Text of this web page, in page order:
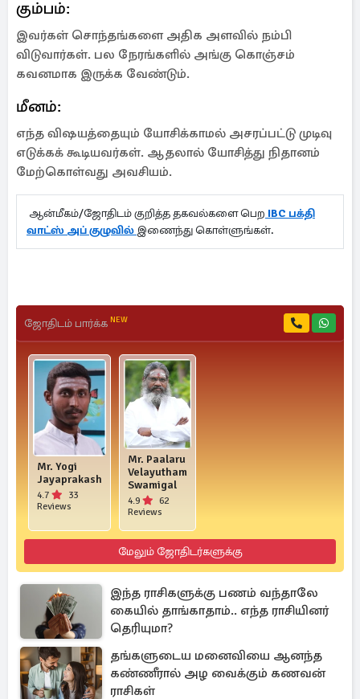
கும்பம்:
இவர்கள் சொந்தங்களை அதிக அளவில் நம்பி
விடுவார்கள். பல நேரங்களில் அங்கு கொஞ்சம்
கவனமாக இருக்க வேண்டும்.
மீனம்:
எந்த விஷயத்தையும் யோசிக்காமல் அசரப்பட்டு முடிவு
எடுக்கக் கூடியவர்கள். ஆதலால் யோசித்து நிதானம்
மேற்கொள்வது அவசியம்.
ஆன்மீகம்/ஜோதிடம் குறித்த தகவல்களை பெற IBC பக்தி
வாட்ஸ் அப் குழுவில் இணைந்து கொள்ளுங்கள்.
ஜோதிடம் பார்க்க NEW
Mr. Yogi
Jayaprakash
4.7
33
Reviews
Mr. Paalaru
Velayutham
Swamigal
4.9
62
Reviews
மேலும் ஜோதிடர்களுக்கு
இந்த ராசிகளுக்கு பணம் வந்தாலே
கையில் தாங்காதாம்.. எந்த ராசியினர்
தெரியுமா?
தங்களுடைய மனைவியை ஆனந்த
கண்ணீரால் அழ வைக்கும் கணவன்
ராசிகள்